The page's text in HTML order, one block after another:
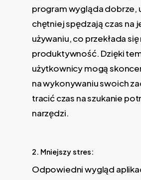
program wygląda dobrze,
chętniej spędzają czas na
używaniu, co przekłada się
produktywność. Dzięki
użytkownicy mogą
na wykonywaniu swoich
tracić czas na szukanie
narzędzi.
2. Mniejszy stres:
Odpowiedni wygląd